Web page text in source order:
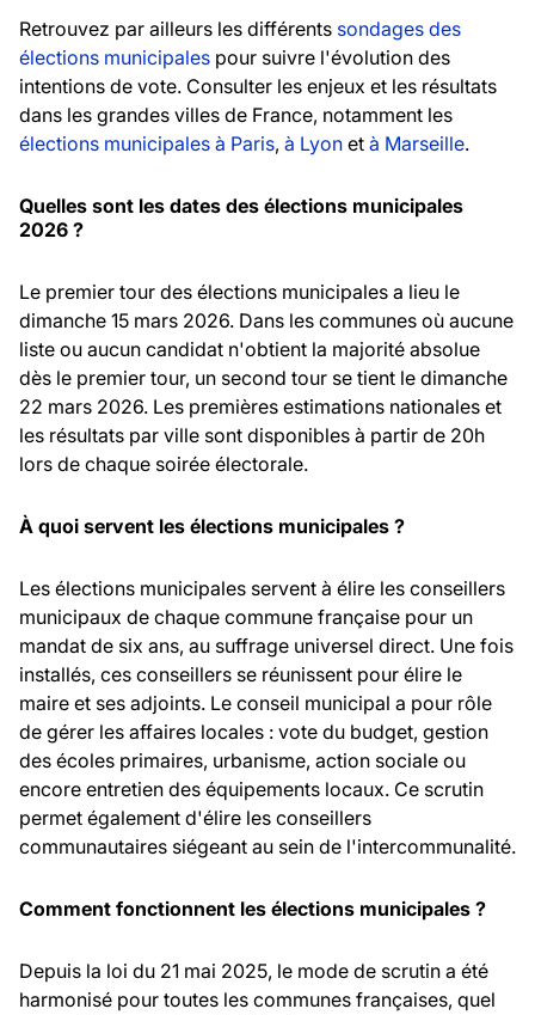
Retrouvez par ailleurs les différents sondages des
élections municipales pour suivre l'évolution des
intentions de vote. Consulter les enjeux et les résultats
dans les grandes villes de France, notamment les
élections municipales à Paris, à Lyon et à Marseille.
Quelles sont les dates des élections municipales
2026 ?
Le premier tour des élections municipales a lieu le
dimanche 15 mars 2026. Dans les communes où aucune
liste ou aucun candidat n'obtient la majorité absolue
dès le premier tour, un second tour se tient le dimanche
22 mars 2026. Les premières estimations nationales et
les résultats par ville sont disponibles à partir de 20h
lors de chaque soirée électorale.
À quoi servent les élections municipales ?
Les élections municipales servent à élire les conseillers
municipaux de chaque commune française pour un
mandat de six ans, au suffrage universel direct. Une fois
installés, ces conseillers se réunissent pour élire le
maire et ses adjoints. Le conseil municipal a pour rôle
de gérer les affaires locales : vote du budget, gestion
des écoles primaires, urbanisme, action sociale ou
encore entretien des équipements locaux. Ce scrutin
permet également d'élire les conseillers
communautaires siégeant au sein de l'intercommunalité.
Comment fonctionnent les élections municipales ?
Depuis la loi du 21 mai 2025, le mode de scrutin a été
harmonisé pour toutes les communes françaises, quel